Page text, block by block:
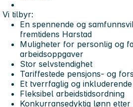
Vi tilbyr:
En spennende og
fremtidens Harstad
Muligheter for personlig og
arbeidsoppgaver
Stor selvstendighet
Tariffestede pensjons- og
Et tverrfaglig og
Fleksibel arbeidstidsordning
Konkurransedyktig lønn etter